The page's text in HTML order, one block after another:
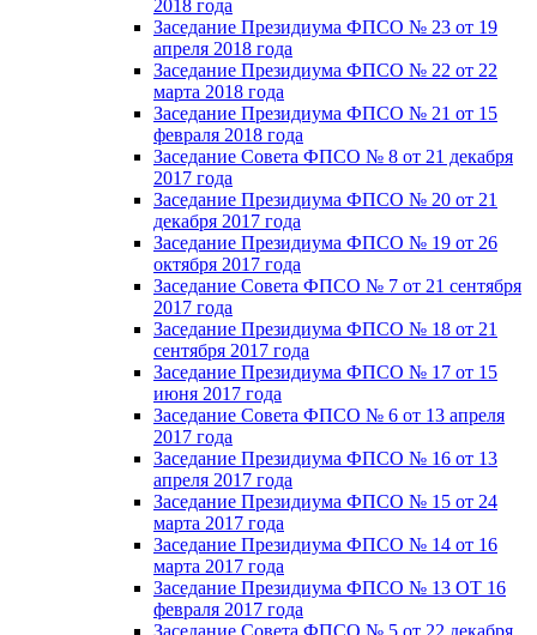
2018 года
Заседание Президиума ФПСО № 23 от 19
апреля 2018 года
Заседание Президиума ФПСО № 22 от 22
марта 2018 года
Заседание Президиума ФПСО № 21 от 15
февраля 2018 года
Заседание Совета ФПСО № 8 от 21 декабря
2017 года
Заседание Президиума ФПСО № 20 от 21
декабря 2017 года
Заседание Президиума ФПСО № 19 от 26
октября 2017 года
Заседание Совета ФПСО № 7 от 21 сентября
2017 года
Заседание Президиума ФПСО № 18 от 21
сентября 2017 года
Заседание Президиума ФПСО № 17 от 15
июня 2017 года
Заседание Совета ФПСО № 6 от 13 апреля
2017 года
Заседание Президиума ФПСО № 16 от 13
апреля 2017 года
Заседание Президиума ФПСО № 15 от 24
марта 2017 года
Заседание Президиума ФПСО № 14 от 16
марта 2017 года
Заседание Президиума ФПСО № 13 ОТ 16
февраля 2017 года
Заседание Совета ФПСО № 5 от 22 декабря